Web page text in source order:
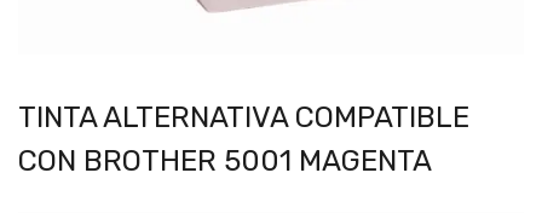
TINTA ALTERNATIVA COMPATIBLE
CON BROTHER 5001 MAGENTA